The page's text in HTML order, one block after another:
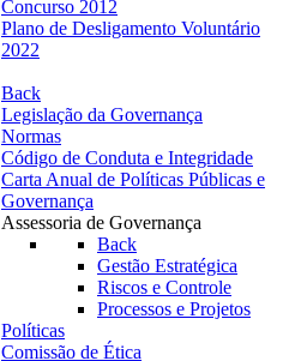
Concurso 2012
Plano de Desligamento Voluntário
2022
Back
Legislação da Governança
Normas
Código de Conduta e Integridade
Carta Anual de Políticas Públicas e
Governança
Assessoria de Governança
Back
Gestão Estratégica
Riscos e Controle
Processos e Projetos
Políticas
Comissão de Ética